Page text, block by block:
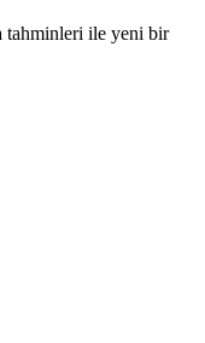
tahminleri ile yeni bir